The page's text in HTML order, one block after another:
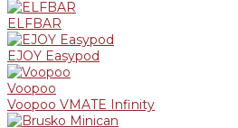
ELFBAR
EJOY Easypod
Voopoo
Voopoo VMATE Infinity